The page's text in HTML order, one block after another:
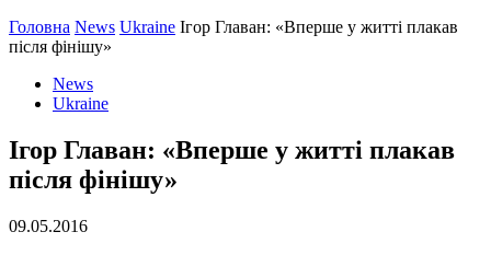
Головна News Ukraine Ігор Главан: «Вперше у житті плакав
після фінішу»
News
Ukraine
Ігор Главан: «Вперше у житті плакав
після фінішу»
09.05.2016